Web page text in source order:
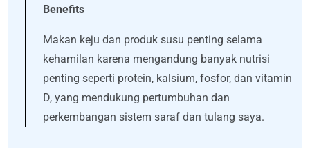
Benefits
Makan keju dan produk susu penting selama
kehamilan karena mengandung banyak nutrisi
penting seperti protein, kalsium, fosfor, dan vitamin
D, yang mendukung pertumbuhan dan
perkembangan sistem saraf dan tulang saya.